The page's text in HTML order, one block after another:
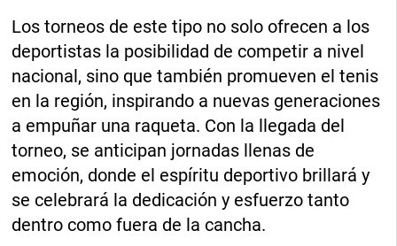
Los torneos de este tipo no solo ofrecen a los
deportistas la posibilidad de competir a nivel
nacional, sino que también promueven el tenis
en la región, inspirando a nuevas generaciones
a empuñar una raqueta. Con la llegada del
torneo, se anticipan jornadas llenas de
emoción, donde el espíritu deportivo brillará y
se celebrará la dedicación y esfuerzo tanto
dentro como fuera de la cancha.